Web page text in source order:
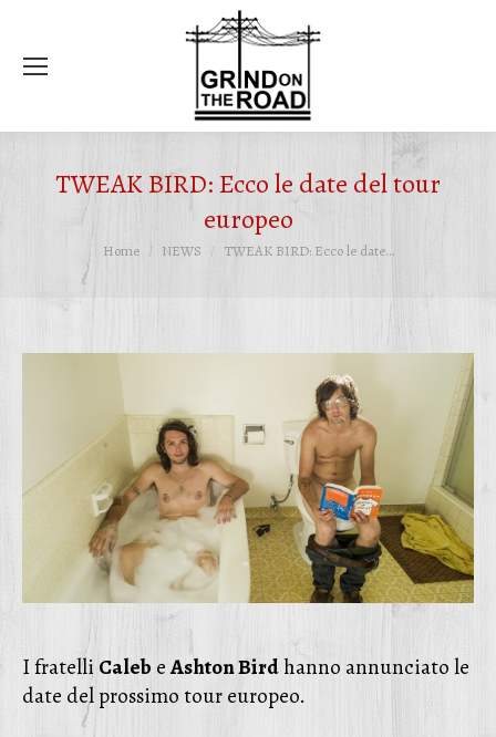
TWEAK BIRD: Ecco le date del tour
europeo
Tu sei qui:
Home NEWS TWEAK BIRD: Ecco le date…
I fratelli Caleb eAshton Birdhanno annunciato le
date del prossimo tour europeo.